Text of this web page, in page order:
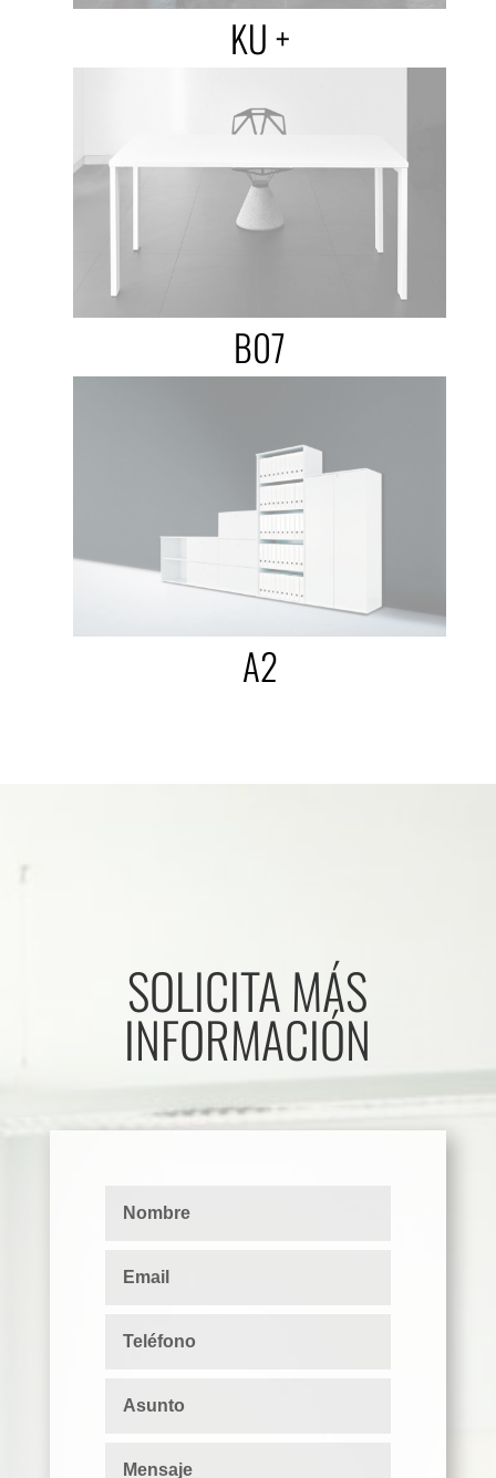
KU +
B07
A2
SOLICITA MÁS
INFORMACIÓN